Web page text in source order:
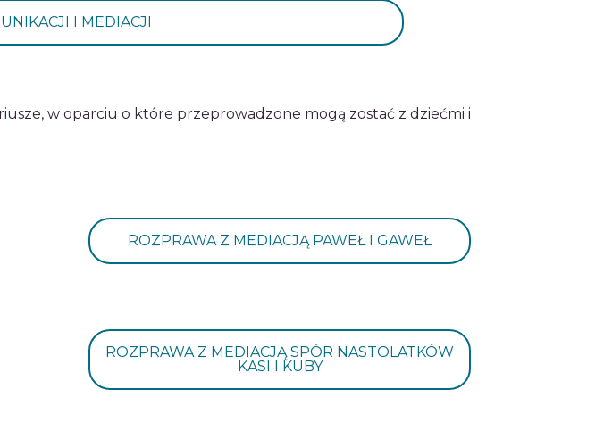
I MEDIACJI
w oparciu o które przeprowadzone mogą zostać z dziećmi i
ROZPRAWA Z MEDIACJĄ PAWEŁ I GAWEŁ
ROZPRAWA Z MEDIACJĄ SPÓR NASTOLATKÓW
KASI I KUBY